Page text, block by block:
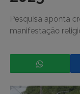
Pesquisa aponta
manifestação